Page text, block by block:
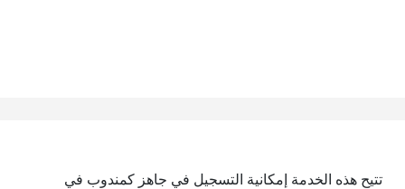
تتيح هذه الخدمة إمكانية التسجيل في جاهز كمندوب في